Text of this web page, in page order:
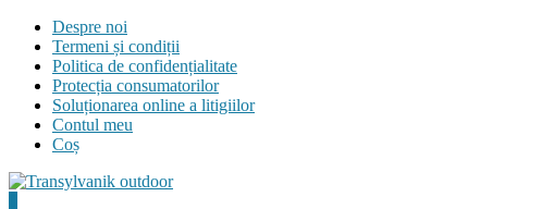
Skip
content
Despre noi
Termeni și condiții
Politica de confidențialitate
Protecția consumatorilor
Soluționarea online a litigiilor
Contul meu
Coș